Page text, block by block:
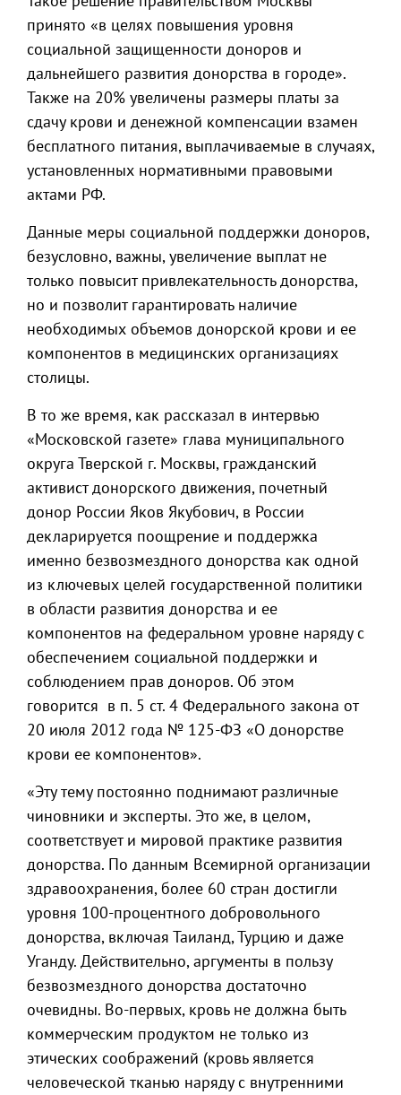
принято «в целях повышения уровня
социальной защищенности доноров и
дальнейшего развития донорства в городе».
Также на 20% увеличены размеры платы за
сдачу крови и денежной компенсации взамен
бесплатного питания, выплачиваемые в случаях,
установленных нормативными правовыми
актами РФ.
Данные меры социальной поддержки доноров,
безусловно, важны, увеличение выплат не
только повысит привлекательность донорства,
но и позволит гарантировать наличие
необходимых объемов донорской крови и ее
компонентов в медицинских организациях
столицы.
В то же время, как рассказал в интервью
«Московской газете» глава муниципального
округа Тверской г. Москвы, гражданский
активист донорского движения, почетный
донор России Яков Якубович, в России
декларируется поощрение и поддержка
именно безвозмездного донорства как одной
из ключевых целей государственной политики
в области развития донорства и ее
компонентов на федеральном уровне наряду с
обеспечением социальной поддержки и
соблюдением прав доноров. Об этом
говорится в п. 5 ст. 4 Федерального закона от
20 июля 2012 года № 125-ФЗ «О донорстве
крови ее компонентов».
«Эту тему постоянно поднимают различные
чиновники и эксперты. Это же, в целом,
соответствует и мировой практике развития
донорства. По данным Всемирной организации
здравоохранения, более 60 стран достигли
уровня 100-процентного добровольного
донорства, включая Таиланд, Турцию и даже
Уганду. Действительно, аргументы в пользу
безвозмездного донорства достаточно
очевидны. Во-первых, кровь не должна быть
коммерческим продуктом не только из
этических соображений (кровь является
человеческой тканью наряду с внутренними